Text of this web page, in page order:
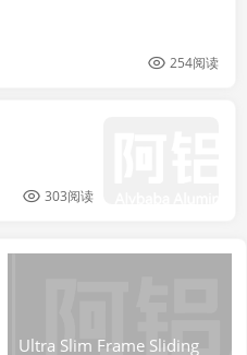
254阅读
303阅读
Ultra Slim Frame Sliding